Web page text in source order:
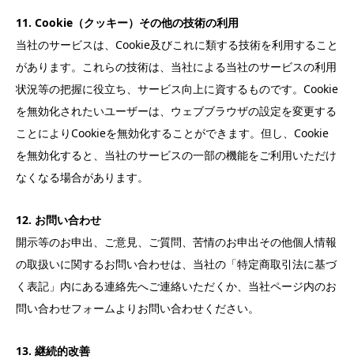
11. Cookie（クッキー）その他の技術の利用
当社のサービスは、Cookie及びこれに類する技術を利用すること
があります。これらの技術は、当社による当社のサービスの利用
状況等の把握に役立ち、サービス向上に資するものです。Cookie
を無効化されたいユーザーは、ウェブブラウザの設定を変更する
ことによりCookieを無効化することができます。但し、Cookie
を無効化すると、当社のサービスの一部の機能をご利用いただけ
なくなる場合があります。
12. お問い合わせ
開示等のお申出、ご意見、ご質問、苦情のお申出その他個人情報
の取扱いに関するお問い合わせは、当社の「特定商取引法に基づ
く表記」内にある連絡先へご連絡いただくか、当社ページ内のお
問い合わせフォームよりお問い合わせください。
13. 継続的改善